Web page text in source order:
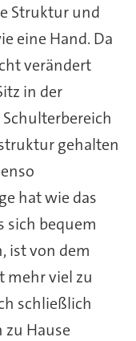
Struktur und
eine Hand. Da
verändert
in der
gehalten
hat wie das
sich bequem
ist von dem
mehr viel zu
schließlich
zu Hause